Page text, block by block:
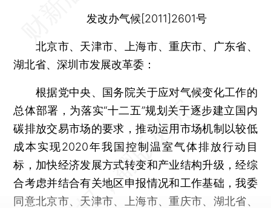
发改办气候[2011]2601号
北京市、天津市、上海市、重庆市、广东省、
湖北省、深圳市发展改革委：
根据党中央、国务院关于应对气候变化工作的
总体部署，为落实“十二五”规划关于逐步建立国内
碳排放交易市场的要求，推动运用市场机制以较低
成本实现2020年我国控制温室气体排放行动目
标，加快经济发展方式转变和产业结构升级，经综
合考虑并结合有关地区申报情况和工作基础，我委
同意北京市、天津市、上海市、重庆市、湖北省、